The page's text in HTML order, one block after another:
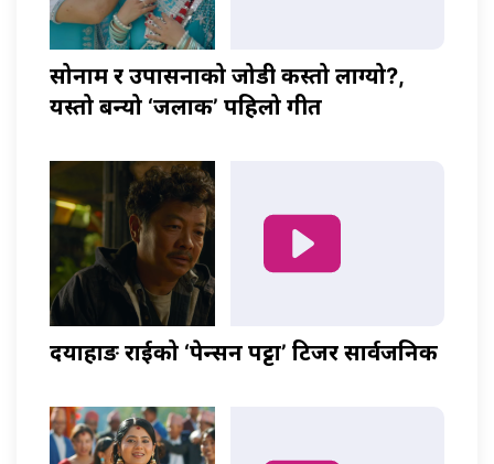
सोनाम र उपासनाको जोडी कस्तो लाग्यो?,
यस्तो बन्यो ‘जलाकी’ पहिलो गीत
दयाहाङ राईको ‘पेन्सन पट्टा’ टिजर सार्वजनिक